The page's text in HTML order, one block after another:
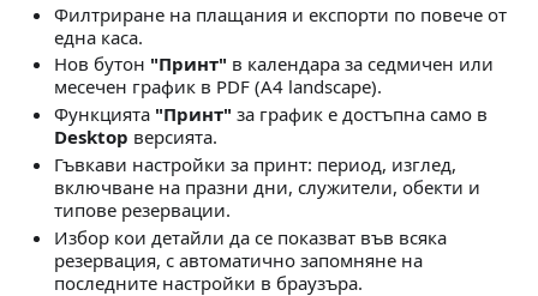
Филтриране на плащания и експорти по повече от
една каса.
Нов бутон "Принт" в календара за седмичен или
месечен график в PDF (A4 landscape).
Функцията "Принт" за график е достъпна само в
Desktop версията.
Гъвкави настройки за принт: период, изглед,
включване на празни дни, служители, обекти и
типове резервации.
Избор кои детайли да се показват във всяка
резервация, с автоматично запомняне на
последните настройки в браузъра.